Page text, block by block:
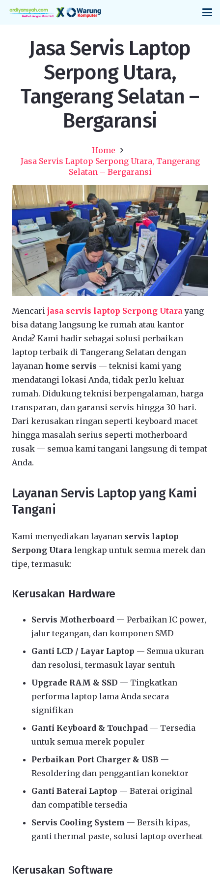
Jasa Servis Laptop
Serpong Utara,
Tangerang Selatan –
Bergaransi
Home
Jasa Servis Laptop Serpong Utara, Tangerang
Selatan – Bergaransi
Mencari jasa servis laptop Serpong Utarayang
bisa datang langsung ke rumah atau kantor
Anda? Kami hadir sebagai solusi perbaikan
laptop terbaik di Tangerang Selatan dengan
layanan home servis — teknisi kami yang
mendatangi lokasi Anda, tidak perlu keluar
rumah. Didukung teknisi berpengalaman, harga
transparan, dan garansi servis hingga 30 hari.
Dari kerusakan ringan seperti keyboard macet
hingga masalah serius seperti motherboard
rusak — semua kami tangani langsung di tempat
Anda.
Layanan Servis Laptop yang Kami
Tangani
Kami menyediakan layanan servis laptop
Serpong Utara lengkap untuk semua merek dan
tipe, termasuk:
Kerusakan Hardware
Servis Motherboard — Perbaikan IC power,
jalur tegangan, dan komponen SMD
Ganti LCD / Layar Laptop — Semua ukuran
dan resolusi, termasuk layar sentuh
Upgrade RAM & SSD — Tingkatkan
performa laptop lama Anda secara
signifikan
Ganti Keyboard & Touchpad — Tersedia
untuk semua merek populer
Perbaikan Port Charger & USB —
Resoldering dan penggantian konektor
Ganti Baterai Laptop — Baterai original
dan compatible tersedia
Servis Cooling System — Bersih kipas,
ganti thermal paste, solusi laptop overheat
Kerusakan Software